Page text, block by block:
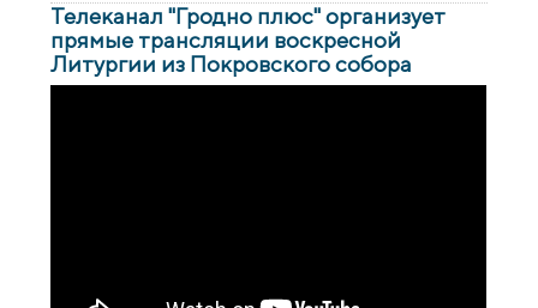
Телеканал "Гродно плюс" организует
прямые трансляции воскресной
Литургии из Покровского собора